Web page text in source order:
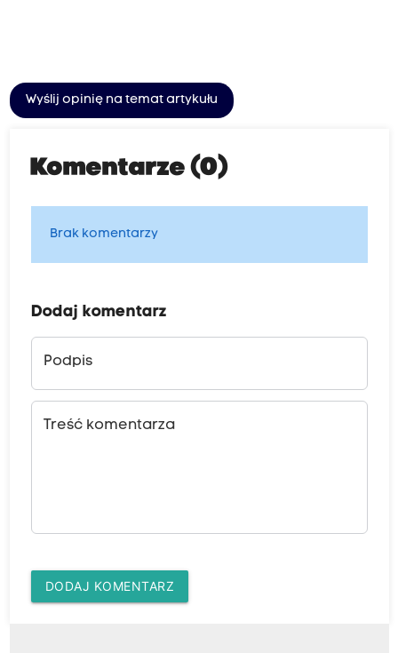
Wyślij opinię na temat artykułu
Komentarze (0)
Brak komentarzy
Dodaj komentarz
Podpis
Treść komentarza
DODAJ KOMENTARZ